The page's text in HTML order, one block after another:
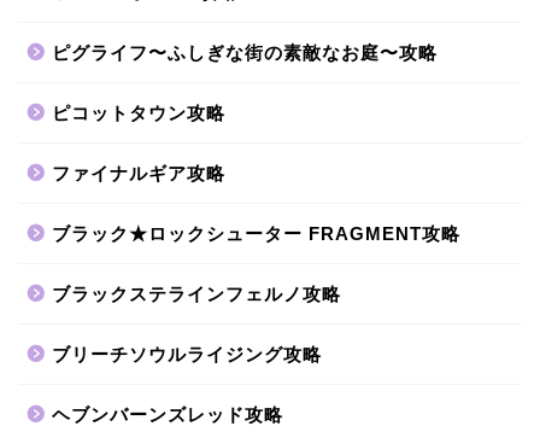
ピグライフ〜ふしぎな街の素敵なお庭〜攻略
ピコットタウン攻略
ファイナルギア攻略
ブラック★ロックシューター FRAGMENT攻略
ブラックステラインフェルノ攻略
ブリーチソウルライジング攻略
ヘブンバーンズレッド攻略